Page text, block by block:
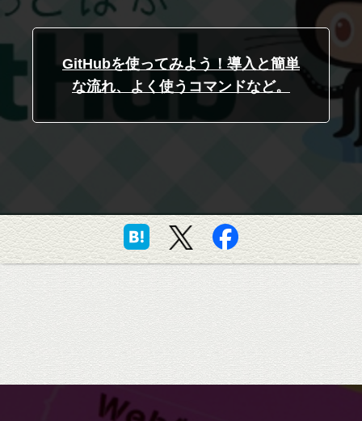
GitHubを使ってみよう！導入と簡単
な流れ、よく使うコマンドなど。